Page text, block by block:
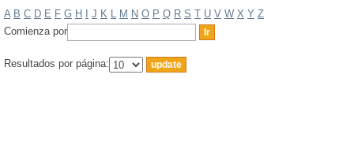
A B C D E F G H J K L M N O P Q R S T U V W X Y Z
Comienza por
Resultados por página: